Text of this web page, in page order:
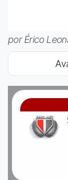
por Érico